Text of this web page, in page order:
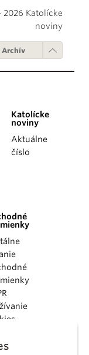
Katolícke
noviny
Archív
Katolícke
noviny
Aktuálne
číslo